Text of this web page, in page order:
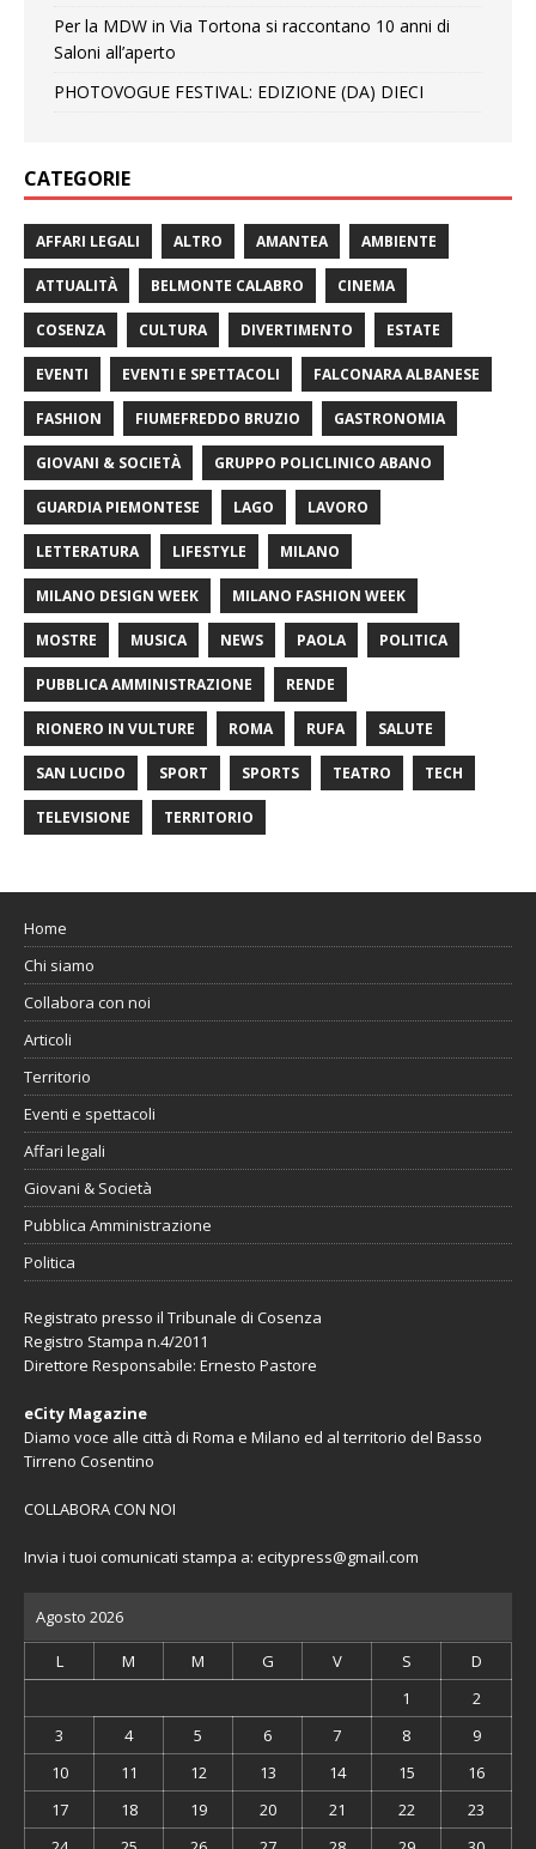
Per la MDW in Via Tortona si raccontano 10 anni di
Saloni all’aperto
PHOTOVOGUE FESTIVAL: EDIZIONE (DA) DIECI
CATEGORIE
AFFARI LEGALI ALTRO AMANTEA AMBIENTE
ATTUALITÀ BELMONTE CALABRO CINEMA
COSENZA CULTURA DIVERTIMENTO ESTATE
EVENTI EVENTI E SPETTACOLI FALCONARA ALBANESE
FASHION FIUMEFREDDO BRUZIO GASTRONOMIA
GIOVANI & SOCIETÀ GRUPPO POLICLINICO ABANO
GUARDIA PIEMONTESE LAGO LAVORO
LETTERATURA LIFESTYLE MILANO
MILANO DESIGN WEEK MILANO FASHION WEEK
MOSTRE MUSICA NEWS PAOLA POLITICA
PUBBLICA AMMINISTRAZIONE RENDE
RIONERO IN VULTURE ROMA RUFA SALUTE
SAN LUCIDO SPORT SPORTS TEATRO TECH
TELEVISIONE TERRITORIO
Home
Chi siamo
Collabora con noi
Articoli
Territorio
Eventi e spettacoli
Affari legali
Giovani & Società
Pubblica Amministrazione
Politica
Registrato presso il Tribunale di Cosenza
Registro Stampa n.4/2011
Direttore Responsabile: Ernesto Pastore
eCity Magazine
Diamo voce alle città di Roma e Milano ed al territorio del Basso
Tirreno Cosentino
COLLABORA CON NOI
Invia i tuoi comunicati stampa a: ecitypress@gmail.com
Agosto 2026
L M M G V S
D
1
2
3
4 5 6 7 8
9
10
11 12 13 14 15
16
17
18 19 20 21 22
23